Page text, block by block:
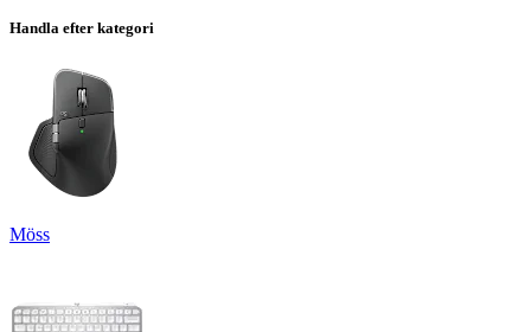
Handla efter kategori
Möss